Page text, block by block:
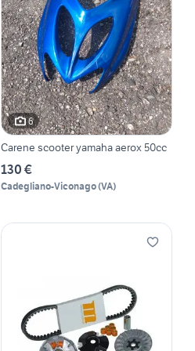
6
Carene scooter yamaha aerox 50cc
130 €
Cadegliano-Viconago(VA)